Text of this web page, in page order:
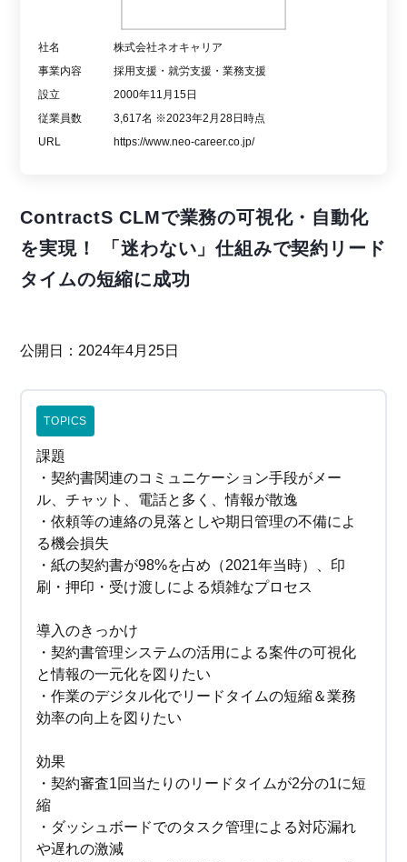
社名
株式会社ネオキャリア
事業内容
採用支援・就労支援・業務支援
設立
2000年11月15日
従業員数
3,617名 ※2023年2月28日時点
URL
https://www.neo-career.co.jp/
ContractS CLMで業務の可視化・自動化
を実現！ 「迷わない」仕組みで契約リード
タイムの短縮に成功
公開日：2024年4月25日
TOPICS
課題
・契約書関連のコミュニケーション手段がメー
ル、チャット、電話と多く、情報が散逸
・依頼等の連絡の見落としや期日管理の不備によ
る機会損失
・紙の契約書が98%を占め（2021年当時）、印
刷・押印・受け渡しによる煩雑なプロセス
導入のきっかけ
・契約書管理システムの活用による案件の可視化
と情報の一元化を図りたい
・作業のデジタル化でリードタイムの短縮＆業務
効率の向上を図りたい
効果
・契約審査1回当たりのリードタイムが2分の1に短
縮
・ダッシュボードでのタスク管理による対応漏れ
や遅れの激減